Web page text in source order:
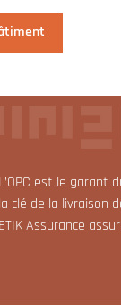
L’OPC est le garant
la clé de la livraison
ETIK Assurance